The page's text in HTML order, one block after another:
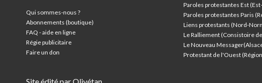
Qui sommes-nous ?
Abonnements (boutique)
FAQ - aide en ligne
Régie publicitaire
Faire un don
Paroles protestantes Est
Paroles protestantes Paris
Liens protestants (Nord-
Le Ralliement (Consistoire
Le Nouveau
Protestant de l'Ouest